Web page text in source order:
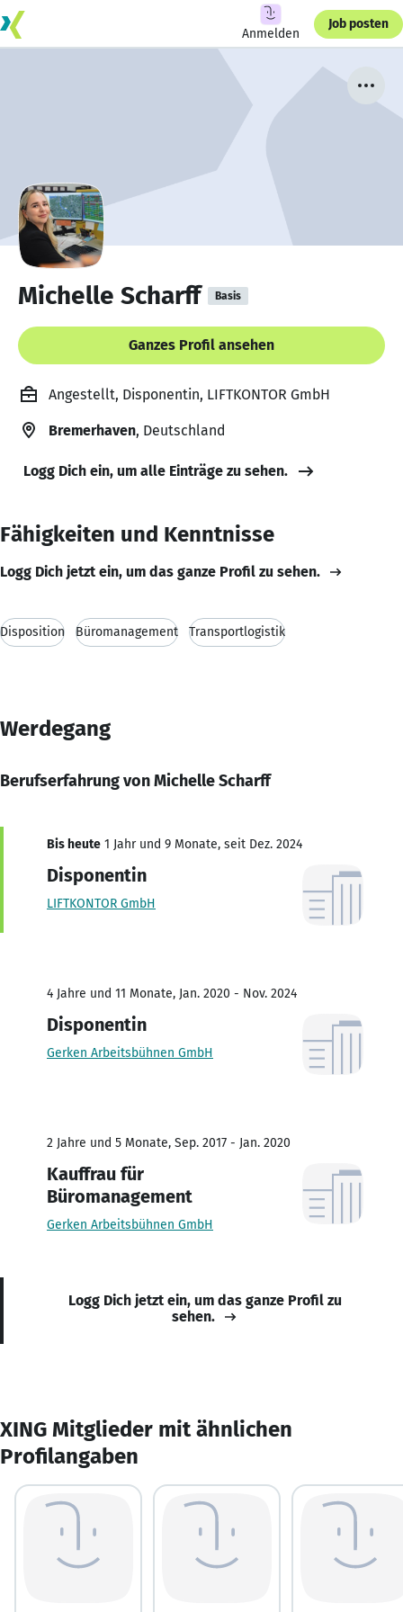
Anmelden
Job posten
Michelle Scharff Basis
Ganzes Profil ansehen
Angestellt, Disponentin, LIFTKONTOR GmbH
Bremerhaven, Deutschland
Logg Dich ein, um alle Einträge zu sehen.
Fähigkeiten und Kenntnisse
Logg Dich jetzt ein, um das ganze Profil zu sehen.
Disposition Büromanagement Transportlogistik
Werdegang
Berufserfahrung von Michelle Scharff
Bis heute 1 Jahr und 9 Monate, seit Dez. 2024
Disponentin
LIFTKONTOR GmbH
4 Jahre und 11 Monate, Jan. 2020 - Nov. 2024
Disponentin
Gerken Arbeitsbühnen GmbH
2 Jahre und 5 Monate, Sep. 2017 - Jan. 2020
Kauffrau für
Büromanagement
Gerken Arbeitsbühnen GmbH
Logg Dich jetzt ein, um das ganze Profil zu
sehen.
XING Mitglieder mit ähnlichen
Profilangaben